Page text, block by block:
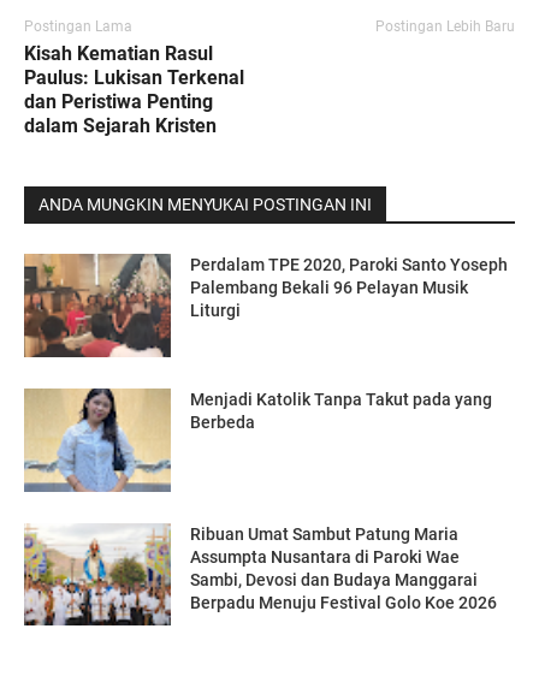
Postingan Lama
Kisah Kematian Rasul
Paulus: Lukisan Terkenal
dan Peristiwa Penting
dalam Sejarah Kristen
Postingan Lebih Baru
ANDA MUNGKIN MENYUKAI POSTINGAN INI
Perdalam TPE 2020, Paroki Santo Yoseph
Palembang Bekali 96 Pelayan Musik
Liturgi
Menjadi Katolik Tanpa Takut pada yang
Berbeda
Ribuan Umat Sambut Patung Maria
Assumpta Nusantara di Paroki Wae
Sambi, Devosi dan Budaya Manggarai
Berpadu Menuju Festival Golo Koe 2026